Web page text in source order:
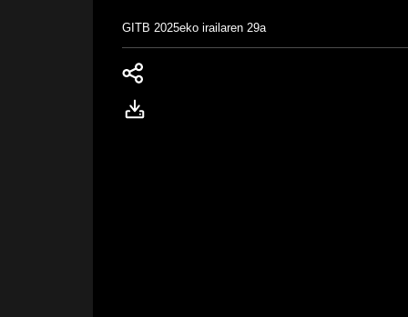
GITB 2025eko irailaren 29a